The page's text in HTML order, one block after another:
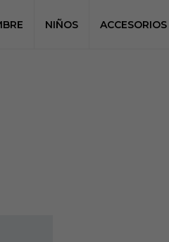
NIÑOS ACCESORIOS